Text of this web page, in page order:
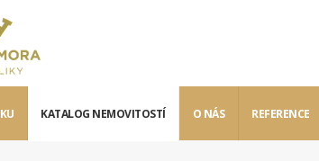
KATALOG NEMOVITOSTÍ O NÁS REFERENCE